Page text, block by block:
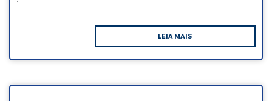
LEIA MAIS